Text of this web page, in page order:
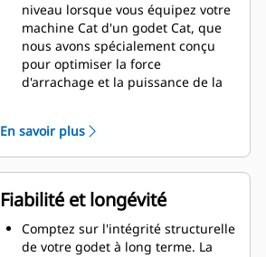
niveau lorsque vous équipez votre
machine Cat d'un godet Cat, que
nous avons spécialement conçu
pour optimiser la force
d'arrachage et la puissance de la
double améliore le flux des
matières dans le godet. Le
dégagement de talon accru
garantit que le fond du godet ne
frotte pas, ce qui réduit les coûts
d'entretien.
La consommation de carburant est
En savoir plus
Fiabilité et longévité
Comptez sur l'intégrité structurelle
de votre godet à long terme. La